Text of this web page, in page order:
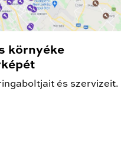
környéke
és szervizeit.